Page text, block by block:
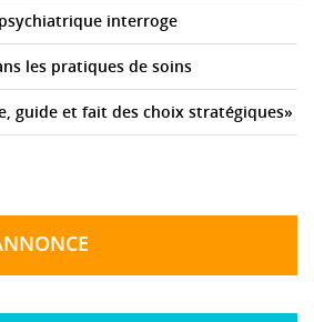
interroge
les pratiques de soins
guide et fait des choix stratégiques»